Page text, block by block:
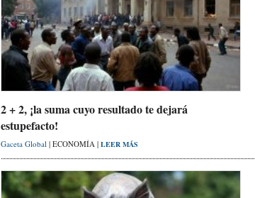
2 + 2, ¡la suma cuyo resultado te dejará
estupefacto!
Gaceta Global | ECONOMÍA | LEER MÁS